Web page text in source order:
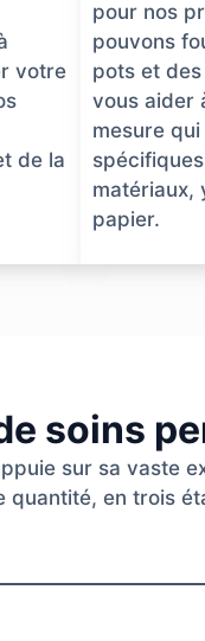
votre
de la
pour nos
pouvons
pots et
vous aider
mesure
matériaux,
papier.
soins
sur sa vaste
en trois